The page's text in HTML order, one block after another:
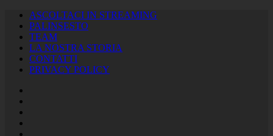
ASCOLTACI IN STREAMING
PALINSESTO
TEAM
LA NOSTRA STORIA
CONTATTI
PRIVACY POLICY